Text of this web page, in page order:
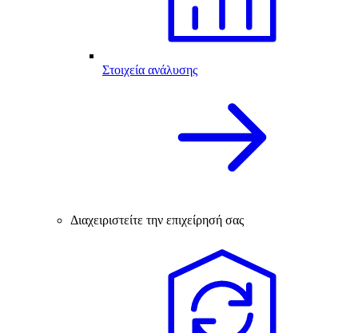
Στοιχεία ανάλυσης
Διαχειριστείτε την επιχείρησή σας